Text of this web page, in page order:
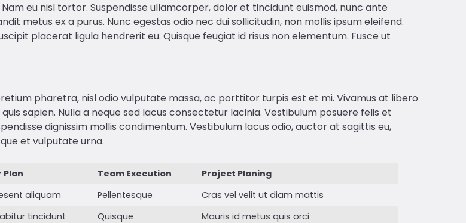
eu nisl tortor. Suspendisse ullamcorper, dolor et tincidunt euismod, nunc ante
metus ex a purus. Nunc egestas odio nec dui sollicitudin, non mollis ipsum eleifend.
placerat ligula hendrerit eu. Quisque feugiat id risus non elementum. Fusce ut
pharetra, nisl odio vulputate massa, ac porttitor turpis est et mi. Vivamus at libero
sapien. Nulla a neque sed lacus consectetur lacinia. Vestibulum posuere felis et
dignissim mollis condimentum. Vestibulum lacus odio, auctor at sagittis eu,
et vulputate urna.
Plan Team Execution
Project Planing
aliquam Pellentesque
Cras vel velit ut diam mattis
tincidunt Quisque
Mauris id metus quis orci